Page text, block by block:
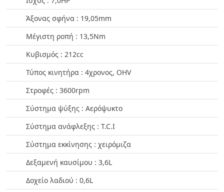
Άξονας σφήνα : 19,05mm
Μέγιστη ροπή : 13,5Nm
Κυβισμός : 212cc
Τύπος κινητήρα : 4χρονος, OHV
Στροφές : 3600rpm
Σύστημα ψύξης : Αερόψυκτο
Σύστημα ανάφλεξης : T.C.I
Σύστημα εκκίνησης : χειρόμιζα
Δεξαμενή καυσίμου : 3,6L
Δοχείο λαδιού : 0,6L